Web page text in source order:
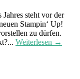
steht vor der
Stampin‘ Up!
zu dürfen.
Weiterlesen →